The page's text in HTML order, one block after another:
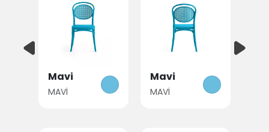
Mavi
MAVİ
Mavi
MAVİ